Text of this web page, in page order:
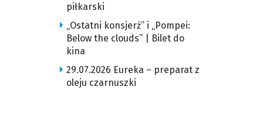
piłkarski
„Ostatni konsjerż” i „Pompei:
Below the clouds” | Bilet do
kina
29.07.2026 Eureka – preparat z
oleju czarnuszki